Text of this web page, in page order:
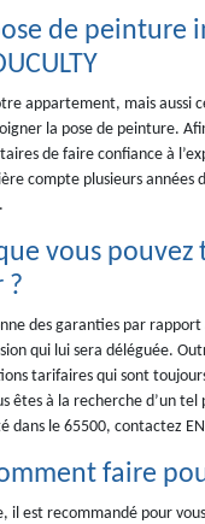
de peinture
appartement, mais aussi
la pose de peinture.
de faire confiance à
compte plusieurs
vous
?
des garanties par
qui lui sera déléguée.
tarifaires qui sont
êtes à la recherche d’un
le 65500, contactez
faire
est recommandé pour